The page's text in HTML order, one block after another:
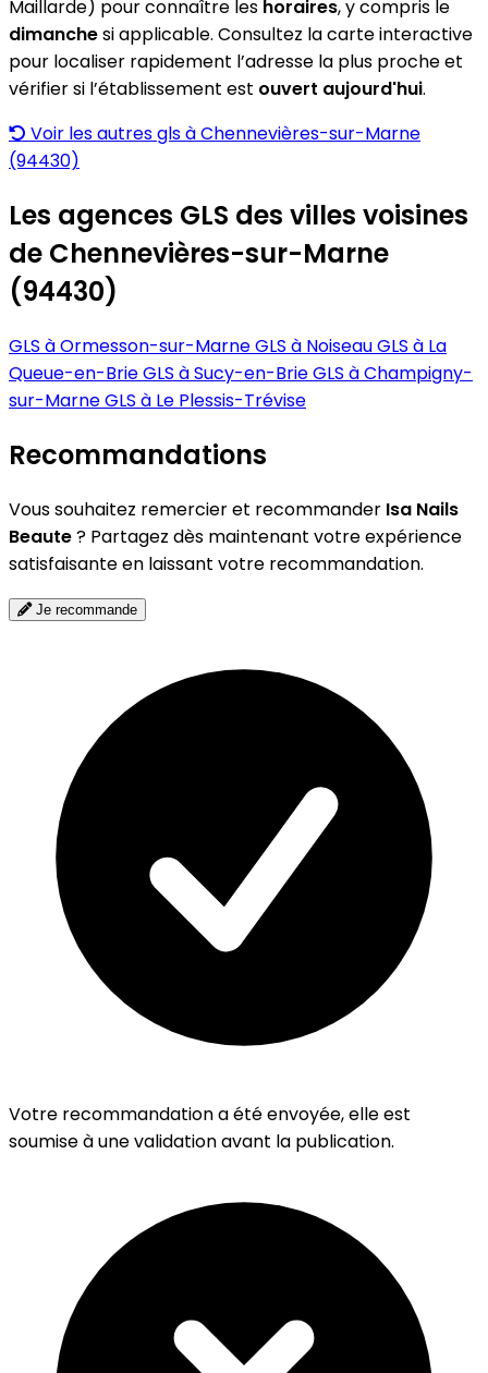
Maillarde) pour connaître les horaires, y compris le
dimanchesi applicable. Consultez la carte interactive
pour localiser rapidement l’adresse la plus proche et
vérifier si l’établissement est ouvert aujourd'hui.
Voir les autres gls à Chennevières-sur-Marne
(94430)
Les agences GLS des villes voisines
de Chennevières-sur-Marne
(94430)
GLS à Ormesson-sur-MarneGLS à NoiseauGLS à La
Queue-en-BrieGLS à Sucy-en-BrieGLS à Champigny-
sur-MarneGLS à Le Plessis-Trévise
Recommandations
Vous souhaitez remercier et recommander Isa Nails
Beaute? Partagez dès maintenant votre expérience
satisfaisante en laissant votre recommandation.
Je recommande
Votre recommandation a été envoyée, elle est
soumise à une validation avant la publication.